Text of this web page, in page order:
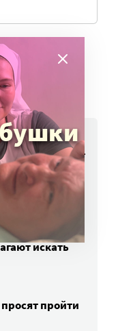
в конце
ребенка
искать
пройти